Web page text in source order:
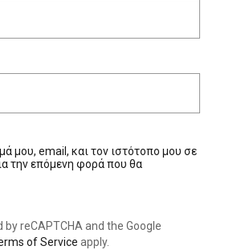
μου, email, και τον ιστότοπο μου σε
την επόμενη φορά που θα
reCAPTCHA and the Google
of Service apply.